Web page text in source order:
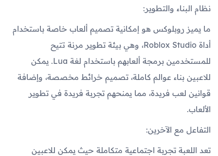
نظام البناء والتطوير:
ما يميز روبلوكس هو إمكانية تصميم ألعاب خاصة باستخدام
أداة Roblox Studio، وهي بيئة تطوير مرنة تتيح
للمستخدمين برمجة ألعابهم باستخدام لغة Lua. يمكن
للاعبين بناء عوالم كاملة، تصميم خرائط مخصصة، وإضافة
قوانين لعب فريدة، مما يمنحهم تجربة فريدة في تطوير
الألعاب.
التفاعل مع الآخرين:
تعد اللعبة تجربة اجتماعية متكاملة حيث يمكن للاعبين